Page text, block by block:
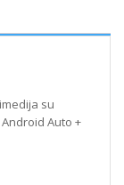
su
Auto +